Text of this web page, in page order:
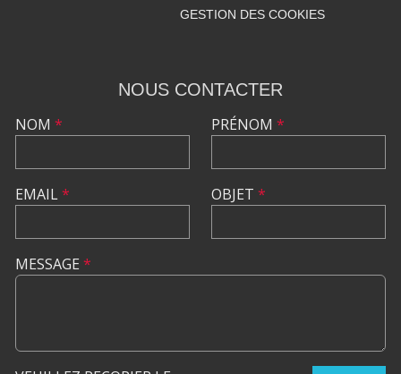
GESTION DES COOKIES
NOUS CONTACTER
NOM *
EMAIL*
PRÉNOM *
OBJET *
MESSAGE *